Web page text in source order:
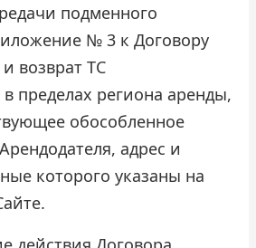
подменного
№ 3 к Договору
возврат ТС
в пределах региона аренды,
обособленное
адрес и
которого указаны на